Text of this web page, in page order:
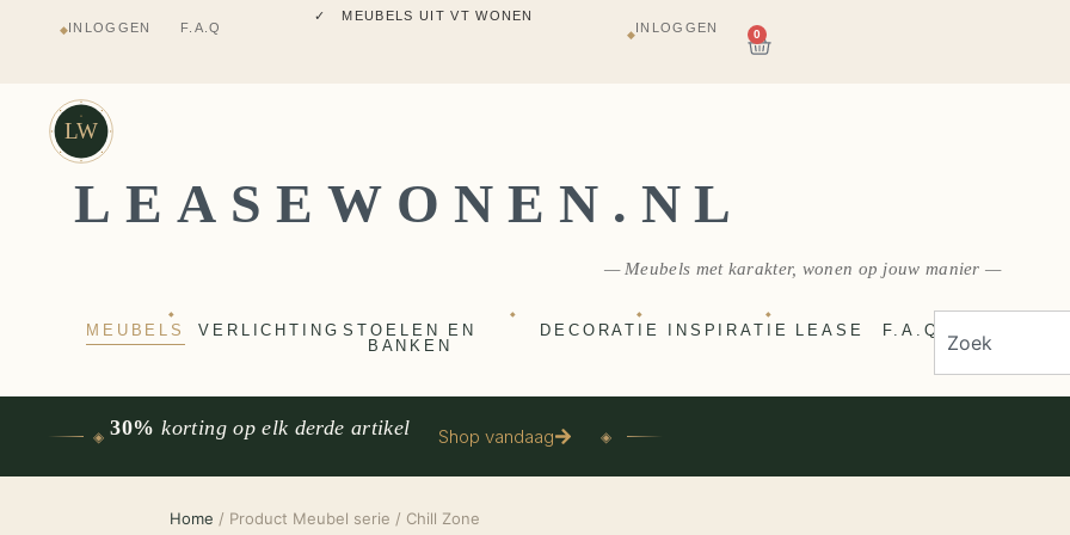
◆INLOGGEN F.A.Q
✓ MEUBELS UIT VT WONEN
◆INLOGGEN 0
LW
LEASEWONEN.NL
— Meubels met karakter, wonen op jouw manier —
MEUBELS
◆
VERLICHTING STOELEN EN
BANKEN
◆
DECORATIE
◆
INSPIRATIE
◆
LEASE F.A.Q
◈ 30% korting op elk derde artikel Shop vandaag ◈
Home / Product Meubel serie / Chill Zone